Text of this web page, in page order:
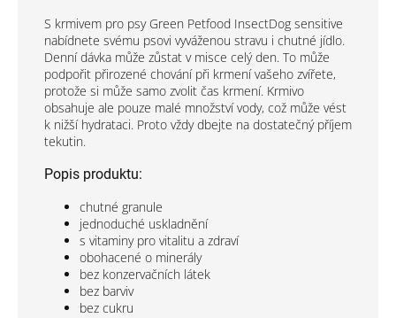
S krmivem pro psy Green Petfood InsectDog sensitive
nabídnete svému psovi vyváženou stravu i chutné jídlo.
Denní dávka může zůstat v misce celý den. To může
podpořit přirozené chování při krmení vašeho zvířete,
protože si může samo zvolit čas krmení. Krmivo
obsahuje ale pouze malé množství vody, což může vést
k nižší hydrataci. Proto vždy dbejte na dostatečný příjem
tekutin.
Popis produktu:
chutné granule
jednoduché uskladnění
s vitaminy pro vitalitu a zdraví
obohacené o minerály
bez konzervačních látek
bez barviv
bez cukru